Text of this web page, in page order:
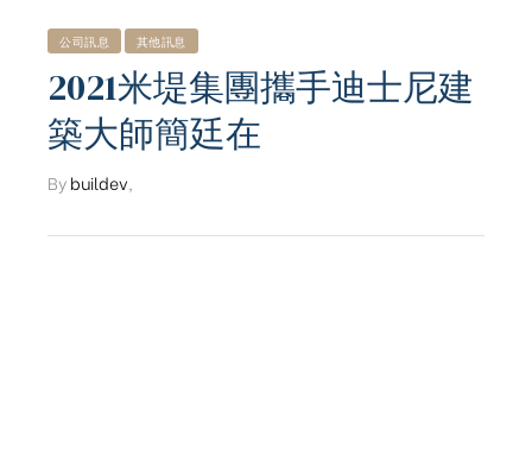
公司訊息 其他訊息
2021米堤集團攜手迪士尼建
築大師簡廷在
Bybuildev